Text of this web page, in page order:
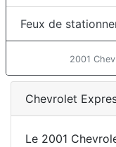
Feux de
2001
Chevrolet
Le 2001